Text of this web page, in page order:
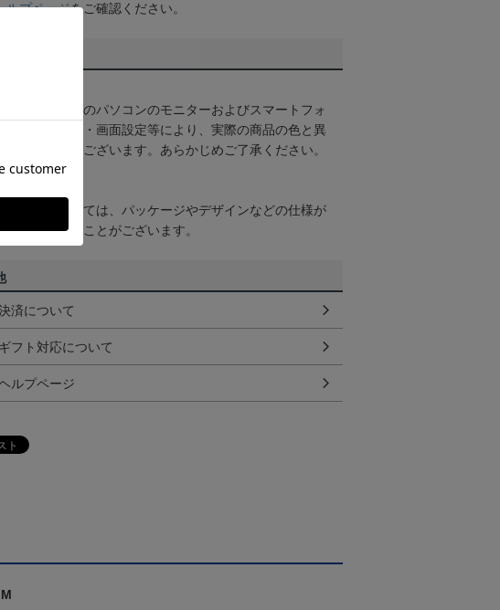
ルプページをご確認ください。
いて
像は、お使いのパソコンのモニターおよびスマートフォ
ーカー・機種・画面設定等により、実際の商品の色と異
見える場合がございます。あらかじめご了承ください。
い商品によっては、パッケージやデザインなどの仕様が
く変更になることがございます。
済について
ギフト対応について
ルプページ